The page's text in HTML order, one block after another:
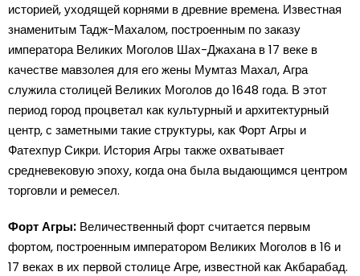
историей, уходящей корнями в древние времена. Известная
знаменитым Тадж-Махалом, построенным по заказу
императора Великих Моголов Шах-Джахана в 17 веке в
качестве мавзолея для его жены Мумтаз Махал, Агра
служила столицей Великих Моголов до 1648 года. В этот
период город процветал как культурный и архитектурный
центр, с заметными такие структуры, как Форт Агры и
Фатехпур Сикри. История Агры также охватывает
средневековую эпоху, когда она была выдающимся центром
торговли и ремесел.
Форт Агры: Величественный форт считается первым
фортом, построенным императором Великих Моголов в 16 и
17 веках в их первой столице Агре, известной как Акбарабад.